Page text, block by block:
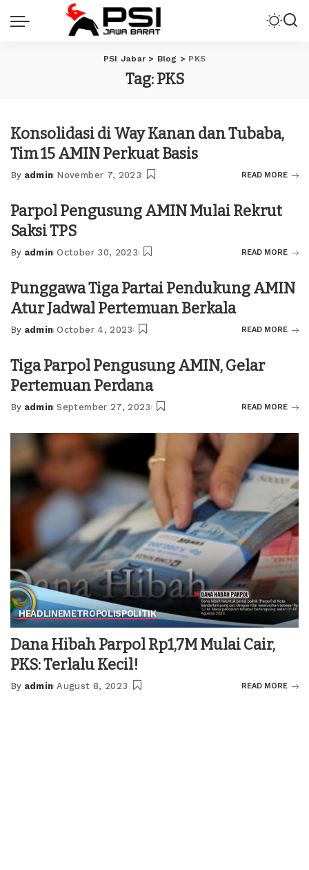
PSI Jabar > Blog > PKS
Tag:PKS
Konsolidasi di Way Kanan dan Tubaba,
Tim 15 AMIN Perkuat Basis
Posted
By admin November 7, 2023 READ MORE
Parpol Pengusung AMIN Mulai Rekrut
Saksi TPS
Posted
By admin October 30, 2023 READ MORE
Punggawa Tiga Partai Pendukung AMIN
Atur Jadwal Pertemuan Berkala
Posted
By admin October 4, 2023 READ MORE
Tiga Parpol Pengusung AMIN, Gelar
Pertemuan Perdana
Posted
By admin September 27, 2023 READ MORE
HEADLINEMETROPOLISPOLITIK
Dana Hibah Parpol Rp1,7M Mulai Cair,
PKS: Terlalu Kecil!
Posted
By admin August 8, 2023 READ MORE